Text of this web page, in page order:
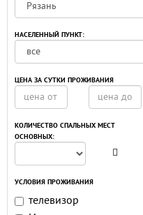
НАСЕЛЕННЫЙ ПУНКТ:
ЦЕНА ЗА СУТКИ ПРОЖИВАНИЯ
КОЛИЧЕСТВО СПАЛЬНЫХ МЕСТ
ОСНОВНЫХ:
УСЛОВИЯ ПРОЖИВАНИЯ
телевизор